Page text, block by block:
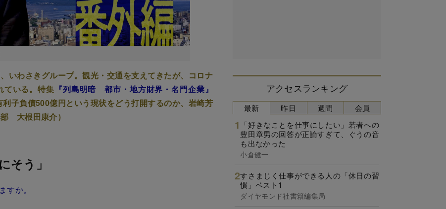
いわさきグループ。観光・交通を支えてきたが、コロナ
ている。特集 『列島明暗 都市・地方財界・名門企業』
利子負債500億円という現状をどう打開するのか、岩崎芳
大根田康介）
そう」
か。
アクセスランキング
最新
「好きなことを仕事にしたい」若者への
豊田章男の回答が正論すぎて、ぐうの音
も出なかった
小倉健一
すさまじく仕事ができる人の「休日の習
慣」ベスト1
ダイヤモンド社書籍編集局
昨日 週間 会員